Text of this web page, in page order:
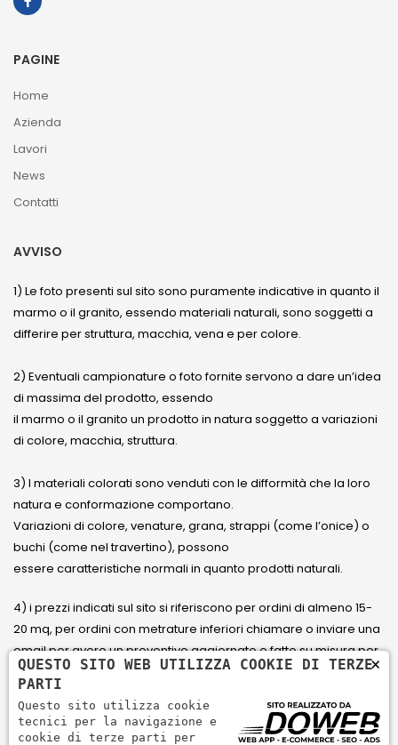
PAGINE
Home
Azienda
Lavori
News
Contatti
AVVISO
1) Le foto presenti sul sito sono puramente indicative in quanto il
marmo o il granito, essendo materiali naturali, sono soggetti a
differire per struttura, macchia, vena e per colore.
2) Eventuali campionature o foto fornite servono a dare un’idea
di massima del prodotto, essendo
il marmo o il granito un prodotto in natura soggetto a variazioni
di colore, macchia, struttura.
3) I materiali colorati sono venduti con le difformità che la loro
natura e conformazione comportano.
Variazioni di colore, venature, grana, strappi (come l’onice) o
buchi (come nel travertino), possono
essere caratteristiche normali in quanto prodotti naturali.
4) i prezzi indicati sul sito si riferiscono per ordini di almeno 15-
20 mq, per ordini con metrature inferiori chiamare o inviare una
email per avere un preventivo aggiornato e fatto su misura per
il cliente.
5) Paga con Carta di credito Visa, Visa Electron, Maestro,
Mastercard tramite il circuito PayPal. PayPal serve per pagare,
×
QUESTO SITO WEB UTILIZZA COOKIE DI TERZE
PARTI
Questo sito utilizza cookie
tecnici per la navigazione e
cookie di terze parti per